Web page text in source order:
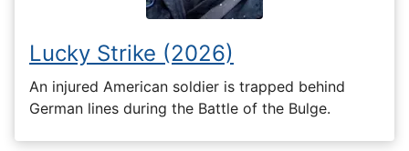
Lucky Strike (2026)
An injured American soldier is trapped behind
German lines during the Battle of the Bulge.